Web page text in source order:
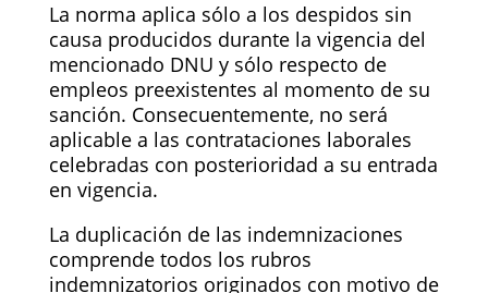
La norma aplica sólo a los despidos sin
causa producidos durante la vigencia del
mencionado DNU y sólo respecto de
empleos preexistentes al momento de su
sanción. Consecuentemente, no será
aplicable a las contrataciones laborales
celebradas con posterioridad a su entrada
en vigencia.
La duplicación de las indemnizaciones
comprende todos los rubros
indemnizatorios originados con motivo de